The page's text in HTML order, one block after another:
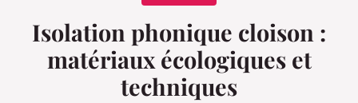
Isolation phonique cloison :
matériaux écologiques et
techniques